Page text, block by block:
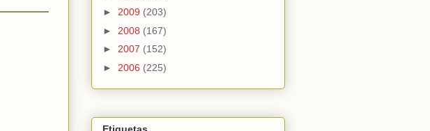
► 2009 (203)
► 2008 (167)
► 2007 (152)
► 2006 (225)